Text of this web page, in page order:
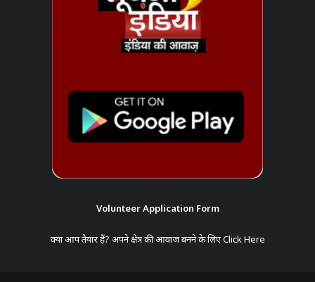
Volunteer Application Form
क्या आप तैयार हैं? अपने क्षेत्र की आवाज बनने के लिएClick Here